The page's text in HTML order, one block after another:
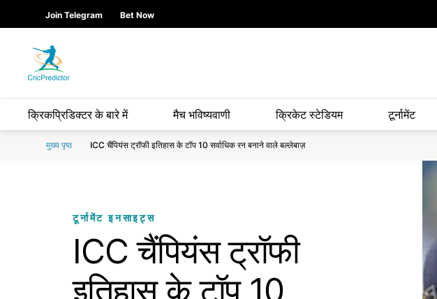
Skip to Main content
Join Telegram Bet Now
क्रिकप्रिडिक्टर के बारे में मैच भविष्यवाणी क्रिकेट स्टेडियम टूर्नामेंट
मुख्य पृष्ठ ICC चैंपियंस ट्रॉफी इतिहास के टॉप 10 सर्वाधिक रन बनाने वाले बल्लेबाज़
content
टूर्नामेंट इनसाइट्स
ICC चैंपियंस ट्रॉफी
इतिहास के टॉप 10